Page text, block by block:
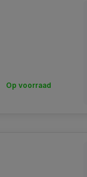
Op voorraad